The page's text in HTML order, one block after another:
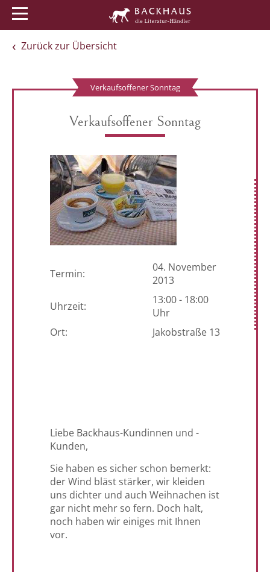
Zurück zur Übersicht
Verkaufsoffener Sonntag
Verkaufsoffener Sonntag
Termin:
04. November
2013
Uhrzeit:
13:00 - 18:00
Uhr
Ort:
Jakobstraße 13
Liebe Backhaus-Kundinnen und -
Kunden,
Sie haben es sicher schon bemerkt:
der Wind bläst stärker, wir kleiden
uns dichter und auch Weihnachen ist
gar nicht mehr so fern. Doch halt,
noch haben wir einiges mit Ihnen
vor.